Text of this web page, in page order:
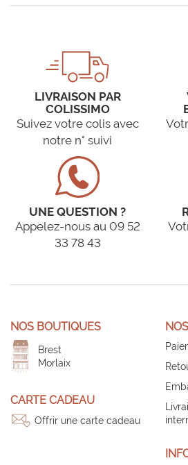
LIVRAISON PAR
COLISSIMO
Suivez votre colis avec
notre n° suivi
UNE QUESTION ?
Appelez-nous au 09 52
33 78 43
NOS BOUTIQUES
Brest
Morlaix
CARTE CADEAU
Offrir une carte cadeau